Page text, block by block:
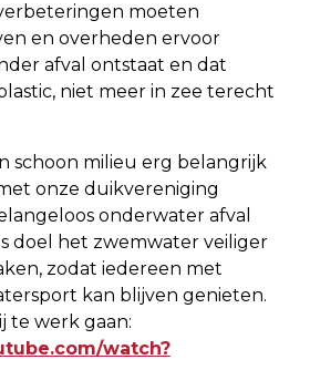
moeten
en overheden ervoor
afval ontstaat en dat
niet meer in zee terecht
schoon milieu erg belangrijk
onze duikvereniging
onderwater afval
doel het zwemwater veiliger
zodat iedereen met
kan blijven genieten.
te werk gaan:
watch?